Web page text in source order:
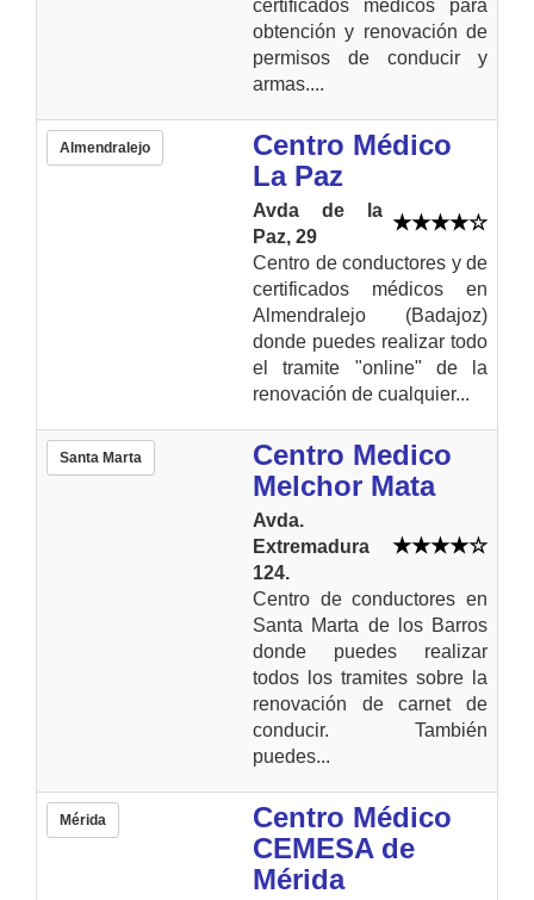
certificados médicos para
obtención y renovación de
permisos de conducir y
armas....
Almendralejo
Centro Médico
La Paz
Avda de la
Paz, 29
Centro de conductores y de
certificados médicos en
Almendralejo (Badajoz)
donde puedes realizar todo
el tramite "online" de la
renovación de cualquier...
Santa Marta
Centro Medico
Melchor Mata
Avda.
Extremadura
124.
Centro de conductores en
Santa Marta de los Barros
donde puedes realizar
todos los tramites sobre la
renovación de carnet de
conducir. También
puedes...
Mérida
Centro Médico
CEMESA de
Mérida